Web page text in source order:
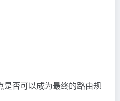
是否可以成为最终的路由规